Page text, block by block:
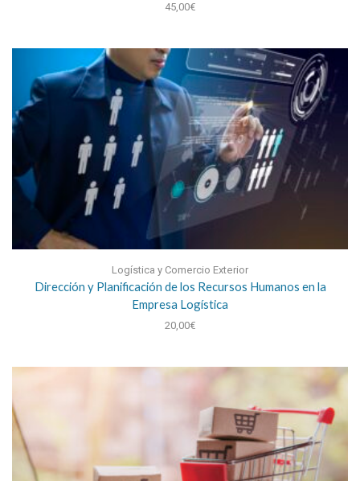
45,00€
Logística y Comercio Exterior
Dirección y Planificación de los Recursos Humanos en la
Empresa Logística
20,00€